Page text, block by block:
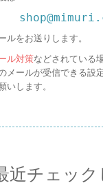
ルをお送りします。
ル対策などされている
メールが受信できる設
いします。
近チェック